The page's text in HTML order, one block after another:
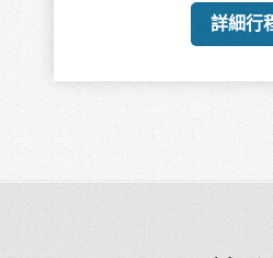
詳細行